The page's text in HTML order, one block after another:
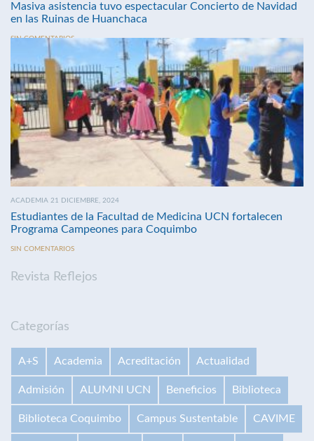
Masiva asistencia tuvo espectacular Concierto de Navidad
en las Ruinas de Huanchaca
SIN COMENTARIOS
ACADEMIA 21 DICIEMBRE, 2024
Estudiantes de la Facultad de Medicina UCN fortalecen
Programa Campeones para Coquimbo
SIN COMENTARIOS
Revista Reflejos
Categorías
A+S Academia Acreditación Actualidad
Admisión ALUMNI UCN Beneficios Biblioteca
Biblioteca Coquimbo Campus Sustentable CAVIME